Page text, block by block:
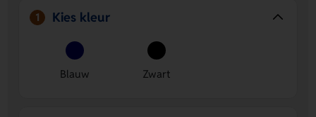
Stevig materiaal
kunststof houder voor dagelijks gebruik.
Keuze in kleur
- Verkrijgbaar in Blauw en Zwart, dus
altijd passend bij jouw stijl.
1 Kies kleur
Blauw Zwart